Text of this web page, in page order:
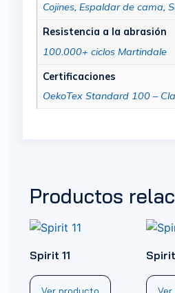
Cojines, Espaldar de cama,
Resistencia a la abrasión
100.000+ ciclos Martindale
Certificaciones
OekoTex Standard 100 –
Productos
Spirit 11